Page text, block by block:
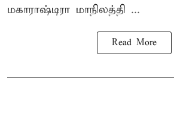
மகாராஷ்டிரா மாநிலத்தி ...
Read More